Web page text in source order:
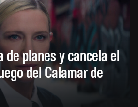
planes y cancela el
del Calamar de